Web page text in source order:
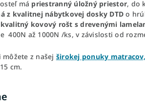
má priestranný úložný priestor, do
z kvalitnej nábytkovej dosky DTD o
kvalitný kovový rošt s drevenými
400N až 1000N /ks, v závislosti od
môžete z našej širokej ponuky matracov,
cm.